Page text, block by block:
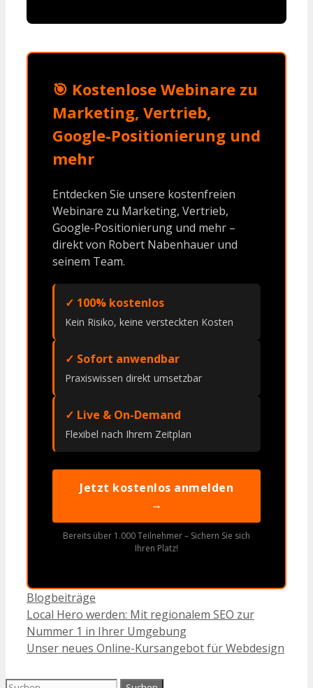
🎯 Kostenlose Webinare zu
Marketing, Vertrieb,
Google-Positionierung und
mehr
Entdecken Sie unsere kostenfreien
Webinare zu Marketing, Vertrieb,
Google-Positionierung und mehr –
direkt von Robert Nabenhauer und
seinem Team.
✓ 100% kostenlos
Kein Risiko, keine versteckten Kosten
✓ Sofort anwendbar
Praxiswissen direkt umsetzbar
✓ Live & On-Demand
Flexibel nach Ihrem Zeitplan
Jetzt kostenlos anmelden
→
Bereits über 1.000 Teilnehmer – Sichern Sie sich
Ihren Platz!
Kategorien
Blogbeiträge
Local Hero werden: Mit regionalem SEO zur
Nummer 1 in Ihrer Umgebung
Unser neues Online-Kursangebot für Webdesign